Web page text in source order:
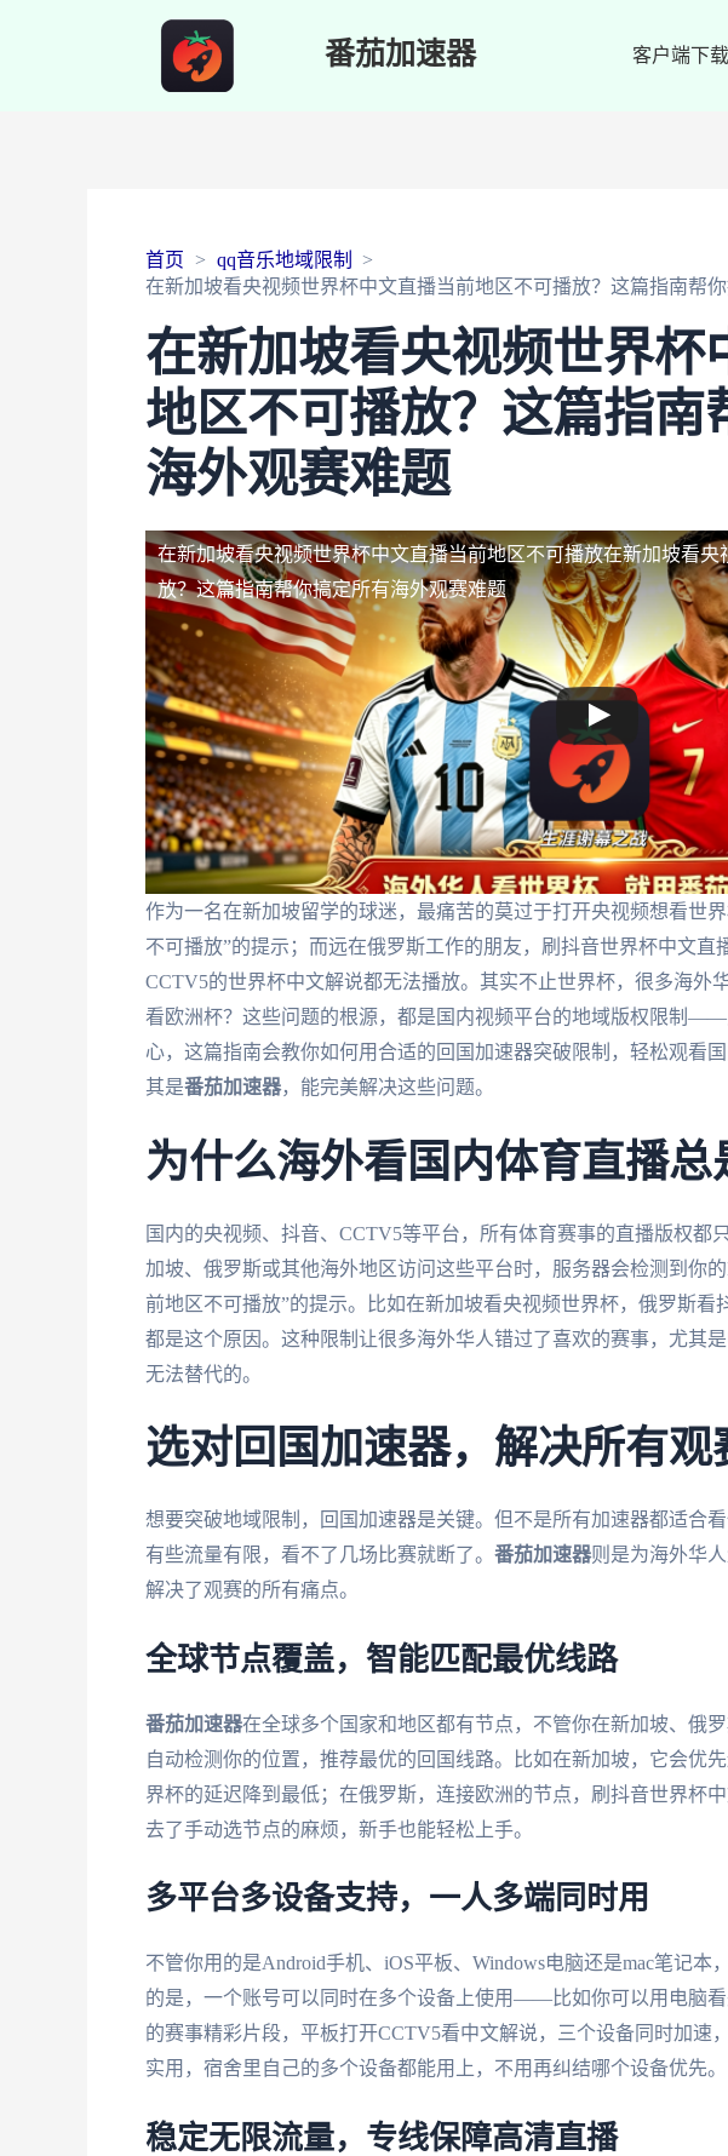
番茄加速器 客户端下载
首页
qq音乐地域限制
在新加坡看央视频世界杯中文直播当前地区不可播放？这篇指南帮
在新加坡看央视频世界杯
地区不可播放？这篇指南
海外观赛难题
在新加坡看央视频世界杯中文直播当前地区不可播放在新加坡看央
放？这篇指南帮你搞定所有海外观赛难题
作为一名在新加坡留学的球迷，最痛苦的莫过于打开央视频想看世
不可播放”的提示；而远在俄罗斯工作的朋友，刷抖音世界杯中文直
CCTV5的世界杯中文解说都无法播放。其实不止世界杯，很多海外
看欧洲杯？这些问题的根源，都是国内视频平台的地域版权限制
心，这篇指南会教你如何用合适的回国加速器突破限制，轻松观看
其是番茄加速器，能完美解决这些问题。
为什么海外看国内体育直播总
国内的央视频、抖音、CCTV5等平台，所有体育赛事的直播版权都
加坡、俄罗斯或其他海外地区访问这些平台时，服务器会检测到你
前地区不可播放”的提示。比如在新加坡看央视频世界杯，俄罗斯看
都是这个原因。这种限制让很多海外华人错过了喜欢的赛事，尤其
无法替代的。
选对回国加速器，解决所有观
想要突破地域限制，回国加速器是关键。但不是所有加速器都适合
有些流量有限，看不了几场比赛就断了。 番茄加速器则是为海外华
解决了观赛的所有痛点。
全球节点覆盖，智能匹配最优线路
番茄加速器在全球多个国家和地区都有节点，不管你在新加坡、俄
自动检测你的位置，推荐最优的回国线路。比如在新加坡，它会优
界杯的延迟降到最低；在俄罗斯，连接欧洲的节点，刷抖音世界杯
去了手动选节点的麻烦，新手也能轻松上手。
多平台多设备支持，一人多端同时用
不管你用的是Android手机、iOS平板、Windows电脑还是mac笔记本，
的是，一个账号可以同时在多个设备上使用——比如你可以用电脑
的赛事精彩片段，平板打开CCTV5看中文解说，三个设备同时加速
实用，宿舍里自己的多个设备都能用上，不用再纠结哪个设备优先。
稳定无限流量，专线保障高清直播